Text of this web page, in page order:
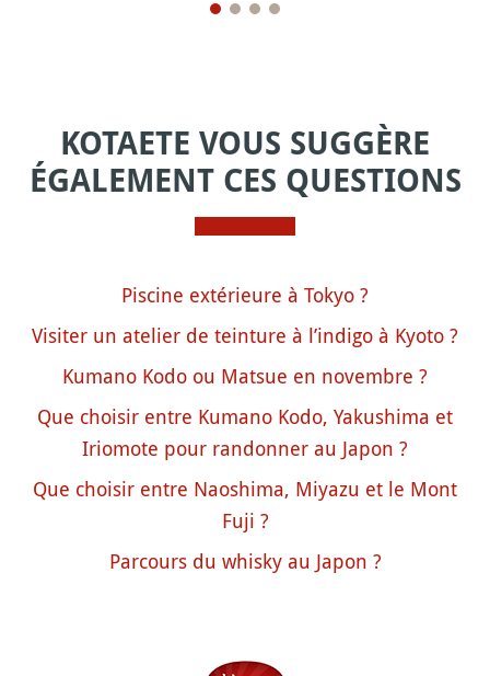
KOTAETE VOUS SUGGÈRE
ÉGALEMENT CES QUESTIONS
Piscine extérieure à Tokyo ?
Visiter un atelier de teinture à l’indigo à Kyoto ?
Kumano Kodo ou Matsue en novembre ?
Que choisir entre Kumano Kodo, Yakushima et
Iriomote pour randonner au Japon ?
Que choisir entre Naoshima, Miyazu et le Mont
Fuji ?
Parcours du whisky au Japon ?